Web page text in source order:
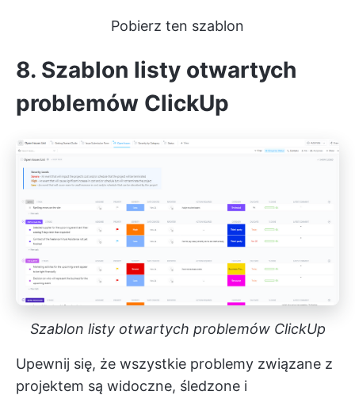
Pobierz ten szablon
8. Szablon listy otwartych
problemów ClickUp
Szablon listy otwartych problemów ClickUp
Upewnij się, że wszystkie problemy związane z
projektem są widoczne, śledzone i